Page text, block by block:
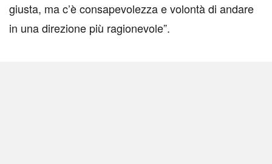
giusta, ma c’è consapevolezza e volontà di andare
in una direzione più ragionevole”.